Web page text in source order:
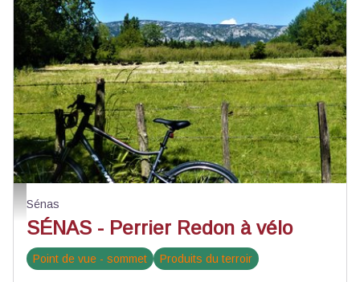
Manade au pied du Petit Luberon - ©Rémi Sérange - PNR Alpilles
Sénas
SÉNAS - Perrier Redon à vélo
Point de vue - sommet Produits du terroir